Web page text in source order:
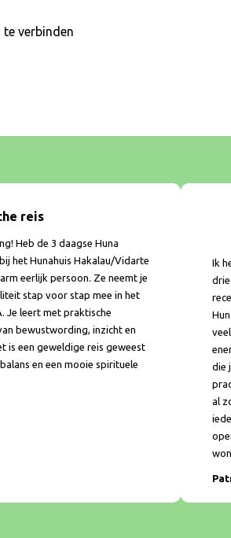
verbinden
reis
Heb de 3 daagse Huna
het Hunahuis Hakalau/Vidarte
eerlijk persoon. Ze neemt je
stap voor stap mee in het
Je leert met praktische
bewustwording, inzicht en
is een geweldige reis geweest
en een mooie spirituele
Ik
die
al